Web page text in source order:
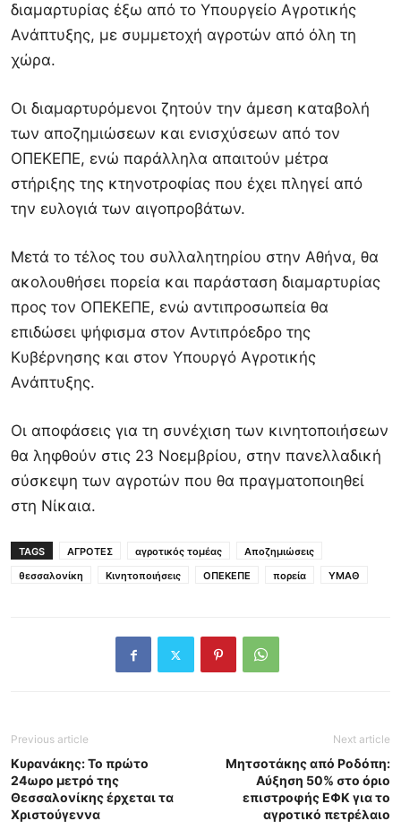
διαμαρτυρίας έξω από το Υπουργείο Αγροτικής
Ανάπτυξης, με συμμετοχή αγροτών από όλη τη
χώρα.
Οι διαμαρτυρόμενοι ζητούν την άμεση καταβολή
των αποζημιώσεων και ενισχύσεων από τον
ΟΠΕΚΕΠΕ, ενώ παράλληλα απαιτούν μέτρα
στήριξης της κτηνοτροφίας που έχει πληγεί από
την ευλογιά των αιγοπροβάτων.
Μετά το τέλος του συλλαλητηρίου στην Αθήνα, θα
ακολουθήσει πορεία και παράσταση διαμαρτυρίας
προς τον ΟΠΕΚΕΠΕ, ενώ αντιπροσωπεία θα
επιδώσει ψήφισμα στον Αντιπρόεδρο της
Κυβέρνησης και στον Υπουργό Αγροτικής
Ανάπτυξης.
Οι αποφάσεις για τη συνέχιση των κινητοποιήσεων
θα ληφθούν στις 23 Νοεμβρίου, στην πανελλαδική
σύσκεψη των αγροτών που θα πραγματοποιηθεί
στη Νίκαια.
TAGS ΑΓΡΟΤΕΣ αγροτικός τομέας
Αποζημιώσεις
θεσσαλονίκη
Κινητοποιήσεις ΟΠΕΚΕΠΕ πορεία ΥΜΑΘ
Previous article
Κυρανάκης: Το πρώτο
24ωρο μετρό της
Θεσσαλονίκης έρχεται τα
Χριστούγεννα
Next article
Μητσοτάκης από Ροδόπη:
Αύξηση 50% στο όριο
επιστροφής ΕΦΚ για το
αγροτικό πετρέλαιο